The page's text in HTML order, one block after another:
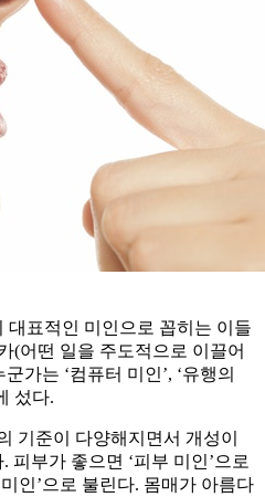
대표적인 미인으로 꼽히는 이들
(어떤 일을 주도적으로 이끌어
가는 ‘컴퓨터 미인’, ‘유행의
섰다.
기준이 다양해지면서 개성이
피부가 좋으면 ‘피부 미인’으로
인’으로 불린다. 몸매가 아름다